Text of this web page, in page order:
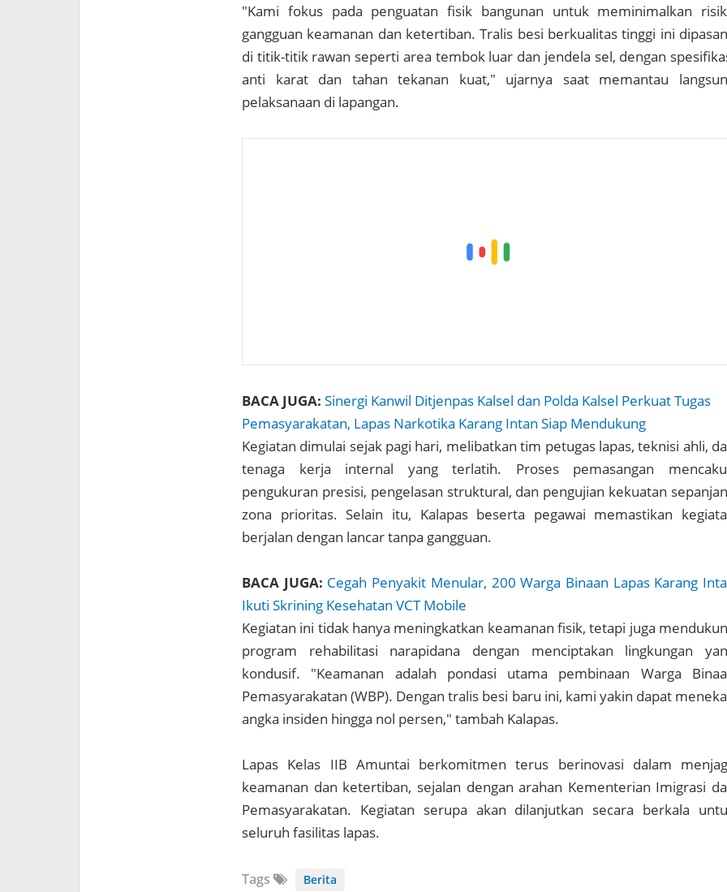
"Kami fokus pada penguatan fisik bangunan untuk meminimalkan
gangguan keamanan dan ketertiban. Tralis besi berkualitas tinggi ini
di titik-titik rawan seperti area tembok luar dan jendela sel, dengan
anti karat dan tahan tekanan kuat," ujarnya saat memantau
pelaksanaan di lapangan.
BACA JUGA: Sinergi Kanwil Ditjenpas Kalsel dan Polda Kalsel Perkuat Tugas
Pemasyarakatan, Lapas Narkotika Karang Intan Siap Mendukung
Kegiatan dimulai sejak pagi hari, melibatkan tim petugas lapas, teknisi ahli,
tenaga kerja internal yang terlatih. Proses pemasangan
pengukuran presisi, pengelasan struktural, dan pengujian kekuatan
zona prioritas. Selain itu, Kalapas beserta pegawai memastikan
berjalan dengan lancar tanpa gangguan.
BACA JUGA: Cegah Penyakit Menular, 200 Warga Binaan Lapas Karang
Ikuti Skrining Kesehatan VCT Mobile
Kegiatan ini tidak hanya meningkatkan keamanan fisik, tetapi juga
program rehabilitasi narapidana dengan menciptakan lingkungan
kondusif. "Keamanan adalah pondasi utama pembinaan Warga
Pemasyarakatan (WBP). Dengan tralis besi baru ini, kami yakin dapat
angka insiden hingga nol persen," tambah Kalapas.
Lapas Kelas IIB Amuntai berkomitmen terus berinovasi dalam
keamanan dan ketertiban, sejalan dengan arahan Kementerian Imigrasi
Pemasyarakatan. Kegiatan serupa akan dilanjutkan secara berkala
seluruh fasilitas lapas.
Tags Berita